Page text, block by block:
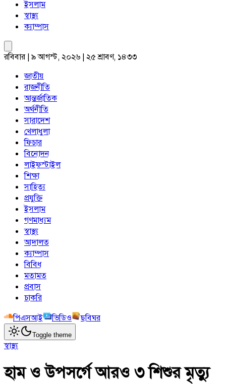
ইসলাম
স্বাস্থ্য
ক্যাম্পাস
রবিবার | ৯ আগস্ট, ২০২৬ | ২৫ শ্রাবণ, ১৪৩৩
জাতীয়
রাজনীতি
আন্তর্জাতিক
অর্থনীতি
সারাদেশ
খেলাধুলা
ফিচার
বিনোদন
লাইফস্টাইল
শিক্ষা
সাহিত্য
প্রযুক্তি
ইসলাম
গণমাধ্যম
স্বাস্থ্য
আদালত
ক্যাম্পাস
বিবিধ
মতামত
প্রবাস
চাকরি
পিএসআই
ভিডিও ছবিঘর
Toggle theme
স্বাস্থ্য
হাম ও উপসর্গে আরও ৩ শিশুর মৃত্যু